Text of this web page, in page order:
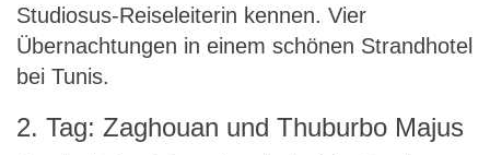
Studiosus-Reiseleiterin kennen. Vier
Übernachtungen in einem schönen Strandhotel
bei Tunis.
2. Tag: Zaghouan und Thuburbo Majus